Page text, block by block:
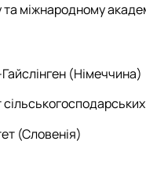
міжнародному
(Німеччина)
(Словенія)